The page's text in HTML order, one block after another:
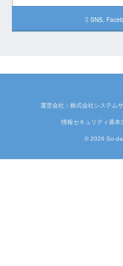
SNS,
© 2026 So-
運営会社：株式会社システム
情報セキュリティ基本